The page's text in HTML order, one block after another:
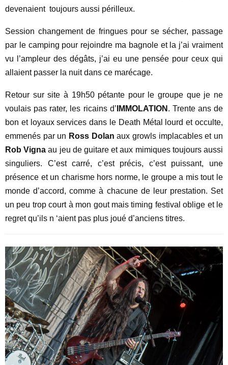
devenaient toujours aussi périlleux.
Session changement de fringues pour se sécher, passage
par le camping pour rejoindre ma bagnole et la j’ai vraiment
vu l’ampleur des dégâts, j’ai eu une pensée pour ceux qui
allaient passer la nuit dans ce marécage.
Retour sur site à 19h50 pétante pour le groupe que je ne
voulais pas rater, les ricains d’ IMMOLATION . Trente ans de
bon et loyaux services dans le Death Métal lourd et occulte,
emmenés par un Ross Dolan aux growls implacables et un
Rob Vigna au jeu de guitare et aux mimiques toujours aussi
singuliers. C’est carré, c’est précis, c’est puissant, une
présence et un charisme hors norme, le groupe a mis tout le
monde d’accord, comme à chacune de leur prestation. Set
un peu trop court à mon gout mais timing festival oblige et le
regret qu’ils n ‘aient pas plus joué d’anciens titres.